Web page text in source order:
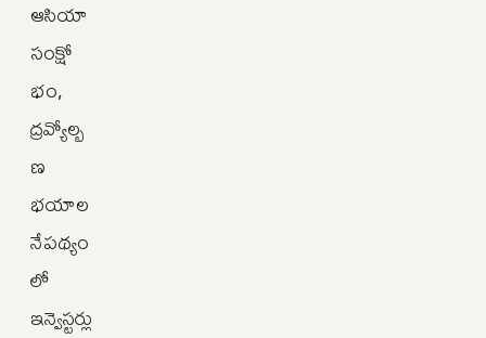
ఆసియా
సంక్షో
భం,
ద్రవ్యోల్బ
ణ
భయాల
నేపథ్యం
లో
ఇన్వెస్టర్లు